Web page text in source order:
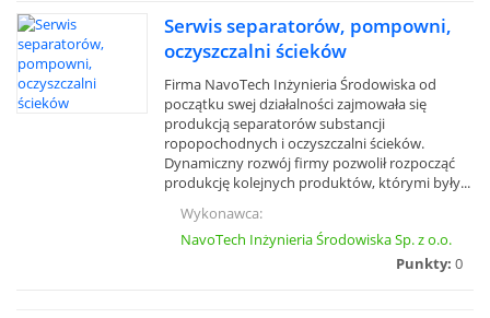
Serwis separatorów, pompowni,
oczyszczalni ścieków
Firma NavoTech Inżynieria Środowiska od
początku swej działalności zajmowała się
produkcją separatorów substancji
ropopochodnych i oczyszczalni ścieków.
Dynamiczny rozwój firmy pozwolił rozpocząć
produkcję kolejnych produktów, którymi były...
Wykonawca:
NavoTech Inżynieria Środowiska Sp. z o.o.
Punkty: 0